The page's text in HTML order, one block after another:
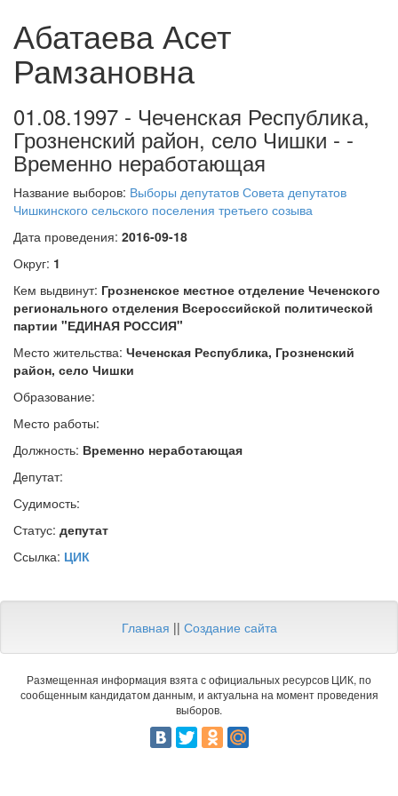
Абатаева Асет
Рамзановна
01.08.1997 - Чеченская Республика,
Грозненский район, село Чишки - -
Временно неработающая
Название выборов: Выборы депутатов Совета депутатов
Чишкинского сельского поселения третьего созыва
Дата проведения: 2016-09-18
Округ: 1
Кем выдвинут: Грозненское местное отделение Чеченского
регионального отделения Всероссийской политической
партии "ЕДИНАЯ РОССИЯ"
Место жительства: Чеченская Республика, Грозненский
район, село Чишки
Образование:
Место работы:
Должность: Временно неработающая
Депутат:
Судимость:
Статус: депутат
Ссылка: ЦИК
Главная || Создание сайта
Размещенная информация взята с официальных ресурсов ЦИК, по
сообщенным кандидатом данным, и актуальна на момент проведения
выборов.